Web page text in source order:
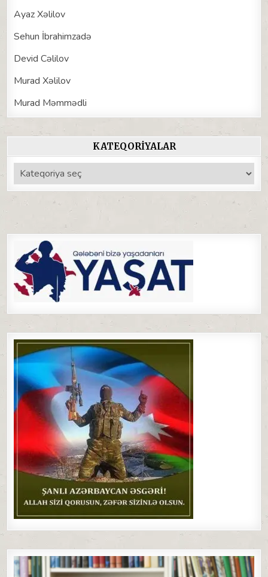
Ayaz Xəlilov
Sehun İbrahimzadə
Devid Cəlilov
Murad Xəlilov
Murad Məmmədli
KATEQORIYALAR
Kateqoriyalar